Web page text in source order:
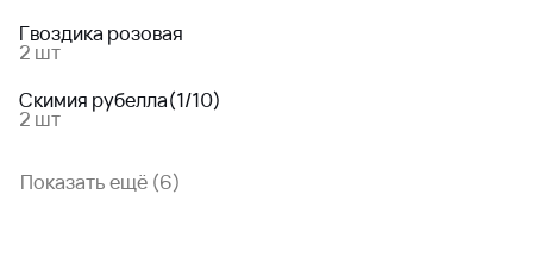
Гвоздика розовая
2 шт
Скимия рубелла(1/10)
2 шт
Показать ещё (6)